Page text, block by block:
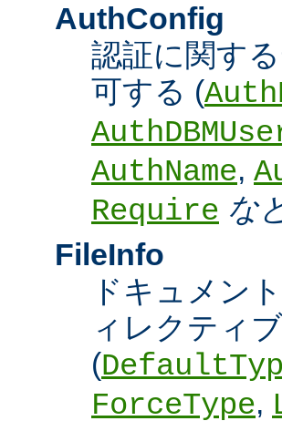
AuthConfig
認証に関す
可する (
AuthName,
Require な
FileInfo
ドキュメン
ィレクティ
(
ForceType,